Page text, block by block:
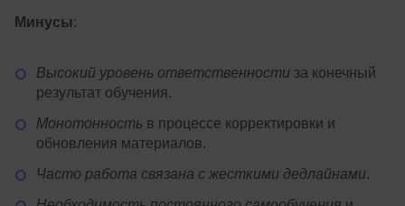
Минусы:
Высокий уровень ответственности за конечный
результат обучения.
Монотонность в процессе корректировки и
обновления материалов.
Часто работа связана с жесткими дедлайнами.